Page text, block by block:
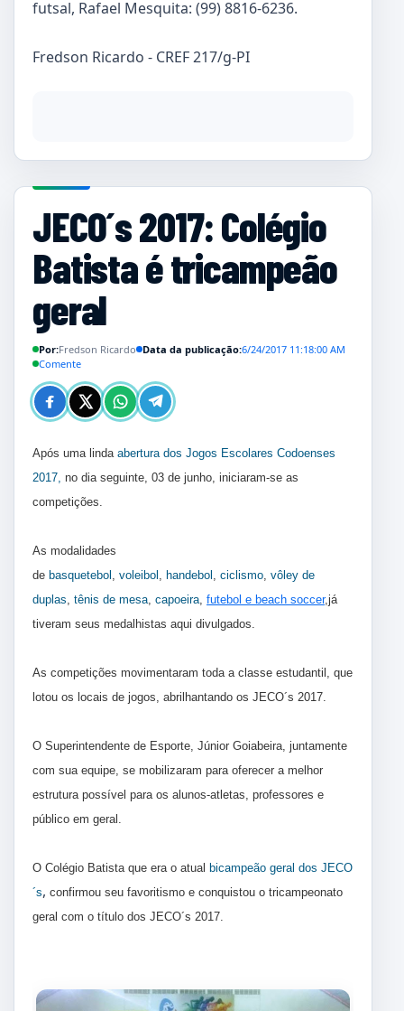
futsal, Rafael Mesquita: (99) 8816-6236.
Fredson Ricardo - CREF 217/g-PI
JECO´s 2017: Colégio
Batista é tricampeão
geral
Por:Fredson Ricardo Data da publicação:6/24/2017 11:18:00 AM
Comente
Após uma linda abertura dos Jogos Escolares Codoenses
2017, no dia seguinte, 03 de junho, iniciaram-se as
competições.
As modalidades
de basquetebol voleibol handebol ciclismo vôley de
duplas tênis de mesa capoeira futebol e beach soccer,já
tiveram seus medalhistas aqui divulgados.
As competições movimentaram toda a classe estudantil, que
lotou os locais de jogos, abrilhantando os JECO´s 2017.
O Superintendente de Esporte, Júnior Goiabeira, juntamente
com sua equipe, se mobilizaram para oferecer a melhor
estrutura possível para os alunos-atletas, professores e
público em geral.
O Colégio Batista que era o atual bicampeão geral dos JECO
´s, confirmou seu favoritismo e conquistou o tricampeonato
geral com o título dos JECO´s 2017.